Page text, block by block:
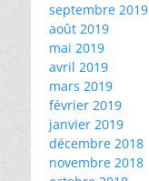
septembre 2019
août 2019
mai 2019
avril 2019
mars 2019
février 2019
janvier 2019
décembre 2018
novembre 2018